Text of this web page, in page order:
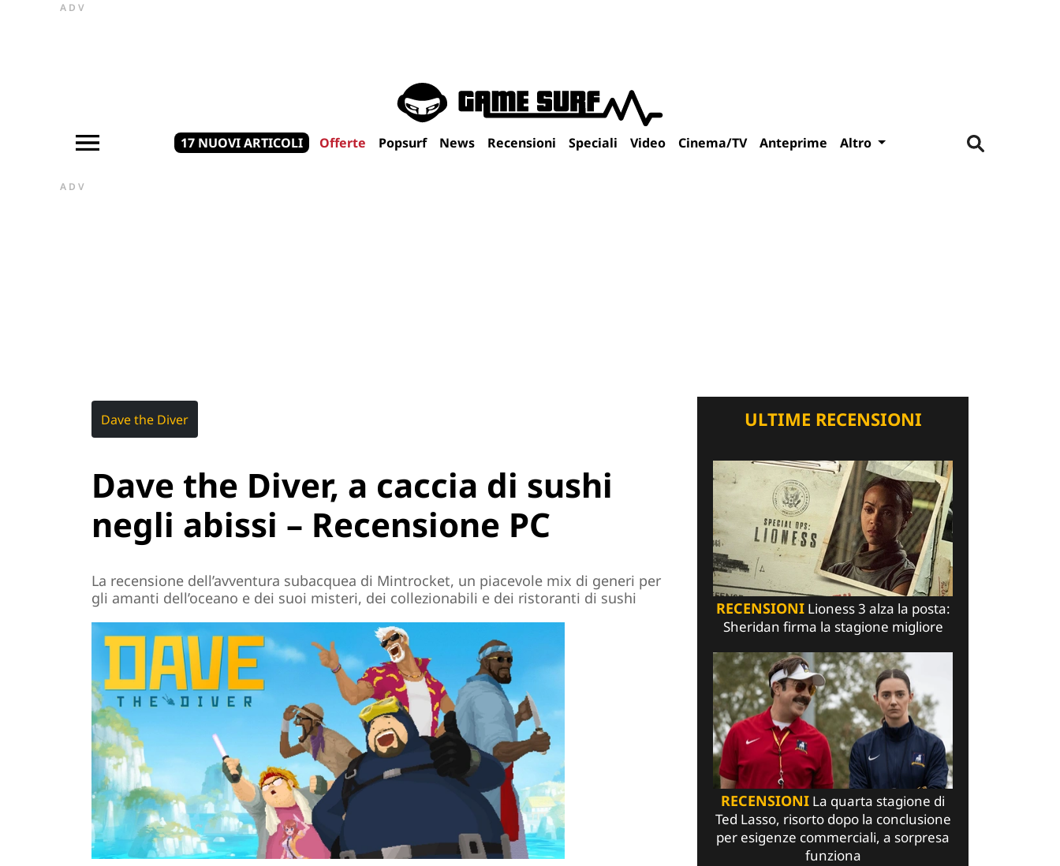
ADV
17 NUOVI ARTICOLI Offerte Popsurf News Recensioni Speciali Video Cinema/TV Anteprime Altro
ADV
Dave the Diver
Dave the Diver, a caccia di sushi
negli abissi – Recensione PC
La recensione dell’avventura subacquea di Mintrocket, un piacevole mix di generi per
gli amanti dell’oceano e dei suoi misteri, dei collezionabili e dei ristoranti di sushi
ULTIME RECENSIONI
RECENSIONILioness 3 alza la posta:
Sheridan firma la stagione migliore
RECENSIONI La quarta stagione di
Ted Lasso, risorto dopo la conclusione
per esigenze commerciali, a sorpresa
funziona